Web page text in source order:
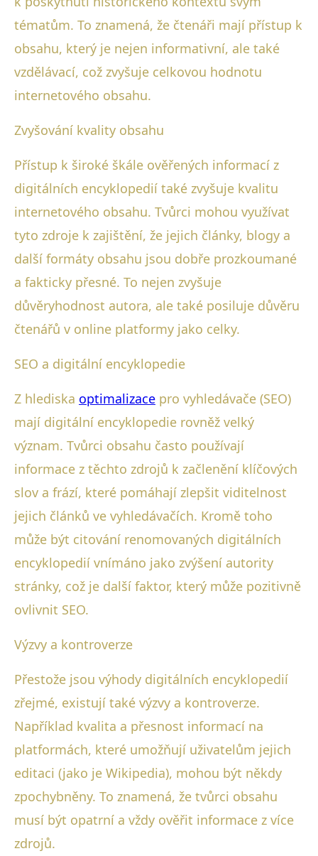
tématům. To znamená, že čtenáři mají přístup k
obsahu, který je nejen informativní, ale také
vzdělávací, což zvyšuje celkovou hodnotu
internetového obsahu.
Zvyšování kvality obsahu
Přístup k široké škále ověřených informací z
digitálních encyklopedií také zvyšuje kvalitu
internetového obsahu. Tvůrci mohou využívat
tyto zdroje k zajištění, že jejich články, blogy a
další formáty obsahu jsou dobře prozkoumané
a fakticky přesné. To nejen zvyšuje
důvěryhodnost autora, ale také posiluje důvěru
čtenářů v online platformy jako celky.
SEO a digitální encyklopedie
Z hlediska optimalizace pro vyhledávače (SEO)
mají digitální encyklopedie rovněž velký
význam. Tvůrci obsahu často používají
informace z těchto zdrojů k začlenění klíčových
slov a frází, které pomáhají zlepšit viditelnost
jejich článků ve vyhledávačích. Kromě toho
může být citování renomovaných digitálních
encyklopedií vnímáno jako zvýšení autority
stránky, což je další faktor, který může pozitivně
ovlivnit SEO.
Výzvy a kontroverze
Přestože jsou výhody digitálních encyklopedií
zřejmé, existují také výzvy a kontroverze.
Například kvalita a přesnost informací na
platformách, které umožňují uživatelům jejich
editaci (jako je Wikipedia), mohou být někdy
zpochybněny. To znamená, že tvůrci obsahu
musí být opatrní a vždy ověřit informace z více
zdrojů.